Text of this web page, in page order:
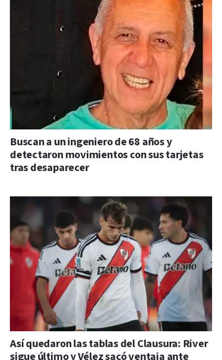
Buscan a un ingeniero de 68 años y
detectaron movimientos con sus tarjetas
tras desaparecer
Así quedaron las tablas del Clausura: River
sigue último y Vélez sacó ventaja ante